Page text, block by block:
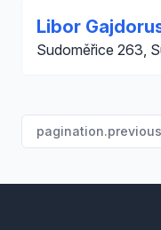
Libor
Sudoměřice 263,
pagination.previous